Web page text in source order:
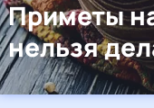
Приметы
нельзя